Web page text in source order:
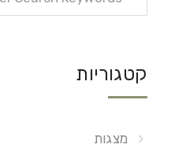
קטגוריות
מצגות